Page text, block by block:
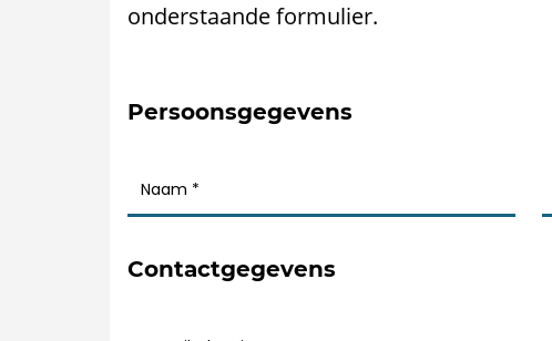
onderstaande formulier.
Persoonsgegevens
Contactgegevens